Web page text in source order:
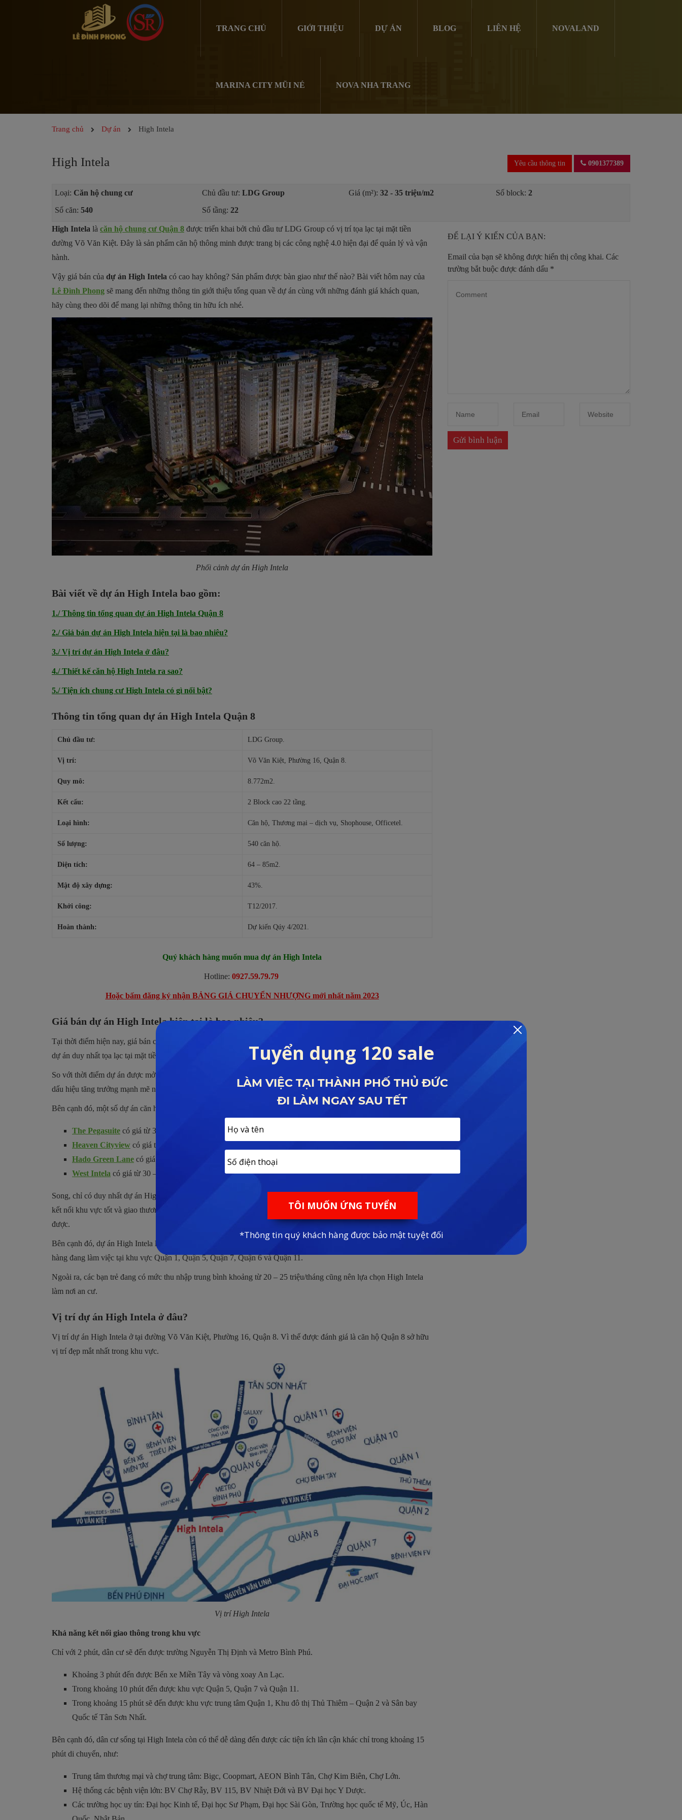
TRANG CHỦ GIỚI THIỆU DỰ ÁN BLOG LIÊN HỆ NOVALAND
MARINA CITY MŨI NÉ NOVA NHA TRANG
Trang chủ Dự án High Intela
High Intela Yêu cầu thông tin 0901377389
Loại: Căn hộ chung cư Chủ đầu tư: LDG Group Giá (m²): 32 - 35 triệu/m2 Số block: 2
Số căn: 540 Số tầng: 22
High Intela là căn hộ chung cư Quận 8 được triển khai bởi chủ đầu tư LDG Group có vị trí tọa lạc tại mặt tiền
đường Võ Văn Kiệt. Đây là sản phẩm căn hộ thông minh được trang bị các công nghệ 4.0 hiện đại để quản lý và vận
hành.
Vậy giá bán của dự án High Intela có cao hay không? Sản phẩm được bàn giao như thế nào? Bài viết hôm nay của
Lê Đình Phong sẽ mang đến những thông tin giới thiệu tổng quan về dự án cùng với những đánh giá khách quan,
hãy cùng theo dõi để mang lại những thông tin hữu ích nhé.
Phối cảnh dự án High Intela
Bài viết về dự án High Intela bao gồm:
1./ Thông tin tổng quan dự án High Intela Quận 8
2./ Giá bán dự án High Intela hiện tại là bao nhiêu?
3./ Vị trí dự án High Intela ở đâu?
4./ Thiết kế căn hộ High Intela ra sao?
5./ Tiện ích chung cư High Intela có gì nổi bật?
Thông tin tổng quan dự án High Intela Quận 8
Chủ đầu tư: LDG Group.
Vị trí: Võ Văn Kiệt, Phường 16, Quận 8.
Quy mô: 8.772m2.
Kết cấu: 2 Block cao 22 tầng.
Loại hình: Căn hộ, Thương mại – dịch vụ, Shophouse, Officetel.
Số lượng: 540 căn hộ.
Diện tích: 64 – 85m2.
Mật độ xây dựng: 43%.
Khởi công: T12/2017.
Hoàn thành: Dự kiến Qúy 4/2021.
Quý khách hàng muốn mua dự án High Intela
Hotline: 0927.59.79.79
Hoặc bấm đăng ký nhận BẢNG GIÁ CHUYỂN NHƯỢNG mới nhất năm 2023
Giá bán dự án High Intela hiện tại là bao nhiêu?
Tại thời điểm hiện nay, giá bán của dự án High Intela đang dao động trong khoảng từ 32 – 35 triệu/m2, vì thế đây là
dự án duy nhất tọa lạc tại mặt tiền đường Đại lộ Đông Tây mà lại có một mức giá tầm trung.
So với thời điểm dự án được mở bán, giá bán của dự án High Intela đã tăng lên khoảng 256 triệu/căn và đang có nhiều
dấu hiệu tăng trưởng mạnh mẽ nữa cho đến khi dự án được bàn giao cho khách hàng.
Bên cạnh đó, một số dự án căn hộ Quận 8 khác đã hoàn thiện đang có mức giá như sau:
The Pegasuite có giá từ 35 – 40 triệu/m2.
Heaven Cityview có giá từ 24 – 30 triệu/m2.
Hado Green Lane có giá từ 35 – 40 triệu/m2.
West Intela có giá từ 30 – 35 triệu/m2.
Song, chỉ có duy nhất dự án High Intela là có vị trí nằm tại tại mặt tiền đường Đại lộ Đông Tây sở hữu được khả năng
kết nối khu vực tốt và giao thương thuận tiện. Vì thế đây được xem là điểm mạnh lớn nhất mà dự án High Intela có
được.
Bên cạnh đó, dự án High Intela là một sự lựa chọn hợp lý dành cho nhiều phân khúc khách hàng, đặc biệt là khách
hàng đang làm việc tại khu vực Quận 1, Quận 5, Quận 7, Quận 6 và Quận 11.
Ngoài ra, các bạn trẻ đang có mức thu nhập trung bình khoảng từ 20 – 25 triệu/tháng cũng nên lựa chọn High Intela
làm nơi an cư.
Vị trí dự án High Intela ở đâu?
Vị trí dự án High Intela ở tại đường Võ Văn Kiệt, Phường 16, Quận 8. Vì thế được đánh giá là căn hộ Quận 8 sở hữu
vị trí đẹp mắt nhất trong khu vực.
Vị trí High Intela
Khả năng kết nối giao thông trong khu vực
Chỉ với 2 phút, dân cư sẽ đến được trường Nguyễn Thị Định và Metro Bình Phú.
Khoảng 3 phút đến được Bến xe Miền Tây và vòng xoay An Lạc.
Trong khoảng 10 phút đến được khu vực Quận 5, Quận 7 và Quận 11.
Trong khoảng 15 phút sẽ đến được khu vực trung tâm Quận 1, Khu đô thị Thủ Thiêm – Quận 2 và Sân bay
Quốc tế Tân Sơn Nhất.
Bên cạnh đó, dân cư sống tại High Intela còn có thể dễ dàng đến được các tiện ích lân cận khác chỉ trong khoảng 15
phút di chuyển, như:
Trung tâm thương mại và chợ trung tâm: Bigc, Coopmart, AEON Bình Tân, Chợ Kim Biên, Chợ Lớn.
Hệ thống các bệnh viện lớn: BV Chợ Rẫy, BV 115, BV Nhiệt Đới và BV Đại học Y Dược.
Các trường học uy tín: Đại học Kinh tế, Đại học Sư Phạm, Đại học Sài Gòn, Trường học quốc tế Mỹ, Úc, Hàn
ĐỂ LẠI Ý KIẾN CỦA BẠN:
Email của bạn sẽ không được hiển thị công khai. Các
trường bắt buộc được đánh dấu *